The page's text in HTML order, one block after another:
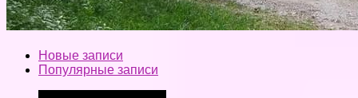
Новые записи
Популярные записи